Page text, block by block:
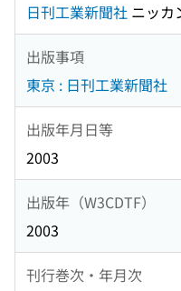
日刊工業新聞社 ニッカ
出版事項
東京 : 日刊工業新聞社
出版年月日等
2003
出版年（W3CDTF）
2003
刊行巻次・年月次